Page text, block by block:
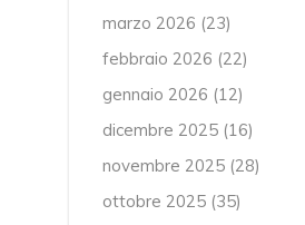
marzo 2026 (23)
febbraio 2026 (22)
gennaio 2026 (12)
dicembre 2025 (16)
novembre 2025 (28)
ottobre 2025 (35)